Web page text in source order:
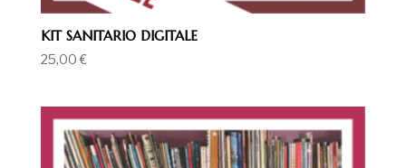
KIT SANITARIO DIGITALE
25,00€